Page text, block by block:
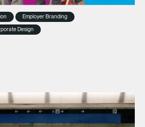
Employer Branding
Design